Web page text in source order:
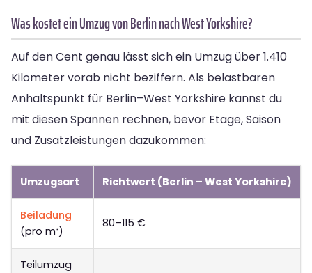
Was kostet ein Umzug von Berlin nach West Yorkshire?
Auf den Cent genau lässt sich ein Umzug über 1.410
Kilometer vorab nicht beziffern. Als belastbaren
Anhaltspunkt für Berlin–West Yorkshire kannst du
mit diesen Spannen rechnen, bevor Etage, Saison
und Zusatzleistungen dazukommen:
Umzugsart Richtwert (Berlin – West Yorkshire)
Beiladung
(pro m³)
80–115 €
Teilumzug